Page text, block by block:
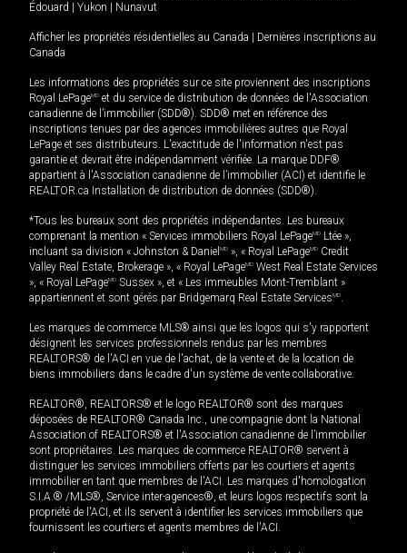
Édouard
Yukon Nunavut
Afficher les propriétés résidentielles au Canada
Dernières inscriptions au
Canada
Les informations des propriétés sur ce site proviennent des inscriptions
Royal LePageMD et du service de distribution de données de l'Association
canadienne de l’immobilier (SDD®). SDD® met en référence des
inscriptions tenues par des agences immobilières autres que Royal
LePage et ses distributeurs. L'exactitude de l'information n'est pas
garantie et devrait être indépendamment vérifiée. La marque DDF®
appartient à l'Association canadienne de l’immobilier (ACI) et identifie le
REALTOR.ca Installation de distribution de données (SDD®).
*Tous les bureaux sont des propriétés indépendantes. Les bureaux
comprenant la mention « Services immobiliers Royal LePageMD Ltée »,
incluant sa division « Johnston & Daniel MD », « Royal LePageMD Credit
Valley Real Estate, Brokerage », « Royal LePageMD West Real Estate Services
», « Royal LePageMD Sussex », et « Les immeubles Mont-Tremblant »
appartiennent et sont gérés par Bridgemarq Real Estate ServicesMD.
Les marques de commerce MLS® ainsi que les logos qui s'y rapportent
désignent les services professionnels rendus par les membres
REALTORS® de l'ACI en vue de l'achat, de la vente et de la location de
biens immobiliers dans le cadre d'un système de vente collaborative.
REALTOR®, REALTORS® et le logo REALTOR® sont des marques
déposées de REALTOR® Canada Inc., une compagnie dont la National
Association of REALTORS® et l'Association canadienne de l’immobilier
sont propriétaires. Les marques de commerce REALTOR® servent à
distinguer les services immobiliers offerts par les courtiers et agents
immobilier en tant que membres de l'ACI. Les marques d'homologation
S.I.A.® /MLS®, Service inter-agences®, et leurs logos respectifs sont la
propriété de l'ACI, et ils servent à identifier les services immobiliers que
fournissent les courtiers et agents membres de l'ACI.